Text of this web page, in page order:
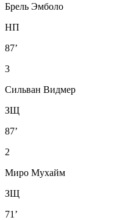
Брель Эмболо
НП
87’
3
Сильван Видмер
ЗЩ
87’
2
Миро Мухайм
ЗЩ
71’